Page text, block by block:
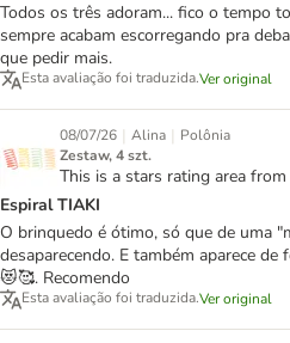
Todos os três adoram... fico o tempo
sempre acabam escorregando pra
que pedir mais.
Esta avaliação foi traduzida.Ver original
08/07/26 | Alina | Polônia
Zestaw, 4 szt.
This is a stars rating area
Espiral TIAKI
O brinquedo é ótimo, só que de uma
desaparecendo. E também aparece
😻🥰. Recomendo
Esta avaliação foi traduzida.Ver original